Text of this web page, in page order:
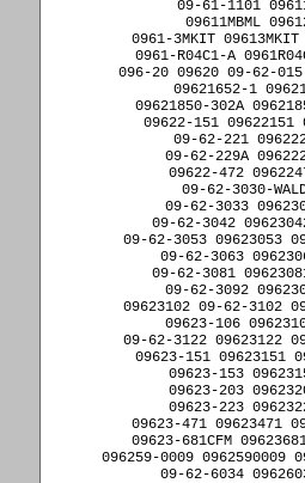
09-62-3063
09-62-3081
09-62-3092
09623102 09-62-3102
09623-106
09-62-3122 09623122
09623-151 09623151
09623-153
09623-203
09623-223
09623-471 09623471
09623-681CFM
096259-0009 0962590009
09-62-6034